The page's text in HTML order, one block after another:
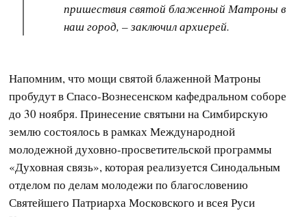
пришествия святой блаженной Матроны в
наш город, – заключил архиерей.
Напомним, что мощи святой блаженной Матроны
пробудут в Спасо-Вознесенском кафедральном соборе
до 30 ноября. Принесение святыни на Симбирскую
землю состоялось в рамках Международной
молодежной духовно-просветительской программы
«Духовная связь», которая реализуется Синодальным
отделом по делам молодежи по благословению
Святейшего Патриарха Московского и всея Руси